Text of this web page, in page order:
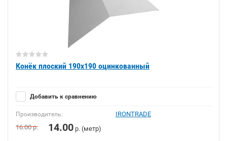
Конёк плоский 190х190 оцинкованный
Добавить к сравнению
Производитель:
IRONTRADE
16.00р. 14.00 р. (метр)